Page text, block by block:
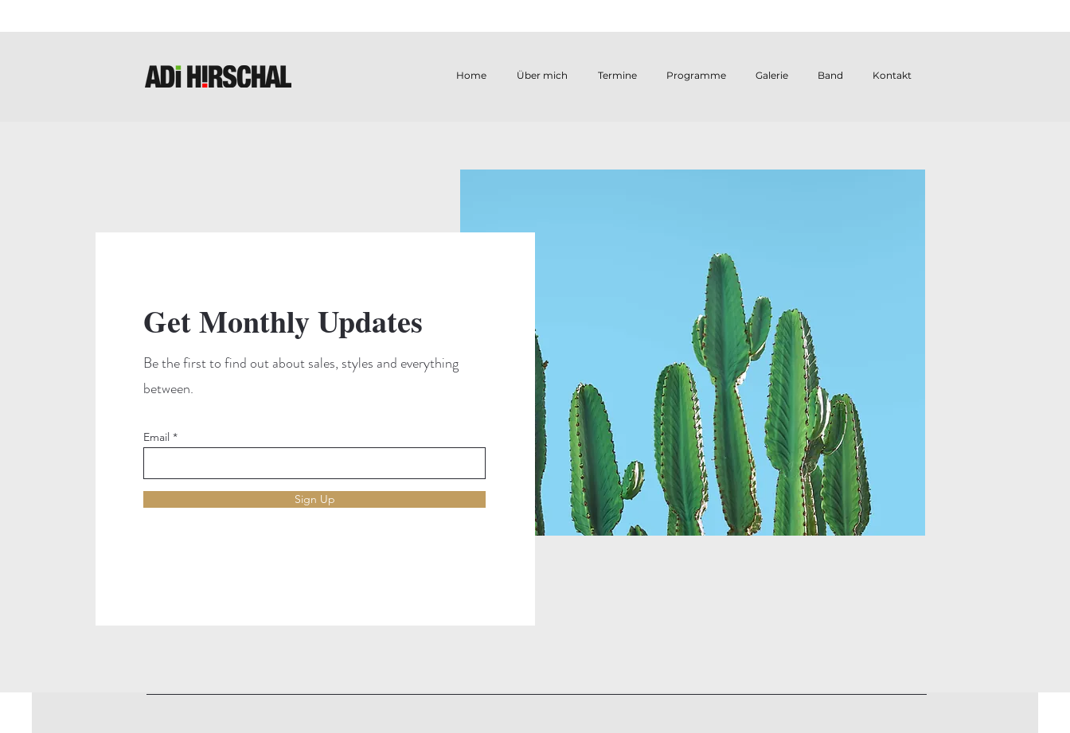
Home Über mich Termine Programme Galerie Band Kontakt
Get Monthly Updates
Be the first to find out about sales, styles and everything
between.
Email
Sign Up